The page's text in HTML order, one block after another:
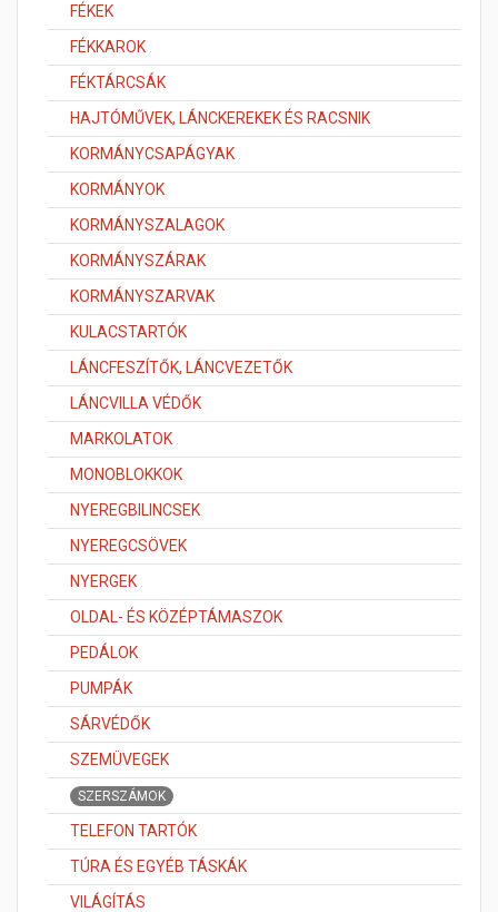
FÉKEK
FÉKKAROK
FÉKTÁRCSÁK
HAJTÓMŰVEK, LÁNCKEREKEK ÉS RACSNIK
KORMÁNYCSAPÁGYAK
KORMÁNYOK
KORMÁNYSZALAGOK
KORMÁNYSZÁRAK
KORMÁNYSZARVAK
KULACSTARTÓK
LÁNCFESZÍTŐK, LÁNCVEZETŐK
LÁNCVILLA VÉDŐK
MARKOLATOK
MONOBLOKKOK
NYEREGBILINCSEK
NYEREGCSÖVEK
NYERGEK
OLDAL- ÉS KÖZÉPTÁMASZOK
PEDÁLOK
PUMPÁK
SÁRVÉDŐK
SZEMÜVEGEK
SZERSZÁMOK
TELEFON TARTÓK
TÚRA ÉS EGYÉB TÁSKÁK
VILÁGÍTÁS